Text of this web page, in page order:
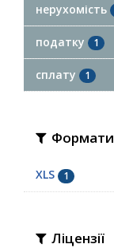
нерухомість
податку 1
сплату 1
Формати
XLS 1
Ліцензії